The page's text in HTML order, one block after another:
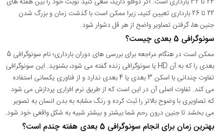
22 تا 26 بارداری تعیین کنید، زیرا ممکن است با گذشت زمان و بزرگ شدن
جنین ها، گرفتن تصاویر واضح از هر قل دشوار شود.
سونوگرافی 5 بعدی چیست؟
ممکن است در هنگام مراجعه برای بررسی های دوران بارداری؛ نام سونوگرافی 5
بعدی را که به آن HD یا سونوگرافی زنده گفته می شود، بشنوید. این سونوگرافی
تفاوت چندانی با اسکن 3 بعدی یا 4 بعدی ندارد و از فناوری یکسانی استفاده
می کند. تفاوت اصلی آن در این است که از طریق نرم افزاری پردازش می شود
که تصاویری با وضوح بالاتر را ثبت کرده و رنگ مشابه به بدن انسان به تصویر
می بخشد تا جنین درون رحم شما بیشتر و بیشتر شبیه به شکل واقعی خود شود.
بهترین زمان برای انجام سونوگرافی 5 بعدی هفته چندم است؟